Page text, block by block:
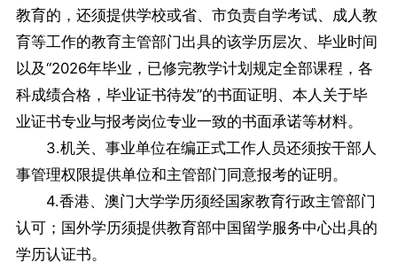
教育的，还须提供学校或省、市负责自学考试、成人教
育等工作的教育主管部门出具的该学历层次、毕业时间
以及“2026年毕业，已修完教学计划规定全部课程，各
科成绩合格，毕业证书待发”的书面证明、本人关于毕
业证书专业与报考岗位专业一致的书面承诺等材料。
3.机关、事业单位在编正式工作人员还须按干部人
事管理权限提供单位和主管部门同意报考的证明。
4.香港、澳门大学学历须经国家教育行政主管部门
认可；国外学历须提供教育部中国留学服务中心出具的
学历认证书。